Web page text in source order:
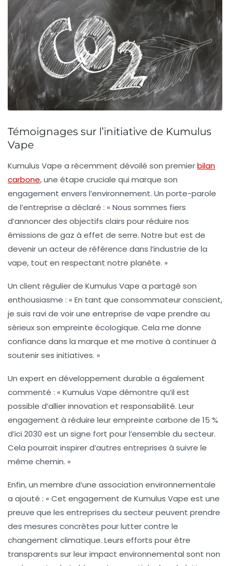
Témoignages sur l’initiative de Kumulus
Vape
Kumulus Vape a récemment dévoilé son premierbilan
carbone, une étape cruciale qui marque son
engagement envers l’environnement. Un porte-parole
de l’entreprise a déclaré : « Nous sommes fiers
d’annoncer des objectifs clairs pour réduire nos
émissions de gaz à effet de serre. Notre but est de
devenir un acteur de référence dans l’industrie de la
vape, tout en respectant notre planète. »
Un client régulier de Kumulus Vape a partagé son
enthousiasme : « En tant que consommateur conscient,
je suis ravi de voir une entreprise de vape prendre au
sérieux son empreinte écologique. Cela me donne
confiance dans la marque et me motive à continuer à
soutenir ses initiatives. »
Un expert en développement durable a également
commenté : « Kumulus Vape démontre qu’il est
possible d’allier innovation et responsabilité. Leur
engagement à réduire leur empreinte carbone de 15 %
d’ici 2030 est un signe fort pour l’ensemble du secteur.
Cela pourrait inspirer d’autres entreprises à suivre le
même chemin. »
Enfin, un membre d’une association environnementale
a ajouté : « Cet engagement de Kumulus Vape est une
preuve que les entreprises du secteur peuvent prendre
des mesures concrètes pour lutter contre le
changement climatique. Leurs efforts pour être
transparents sur leur impact environnemental sont non